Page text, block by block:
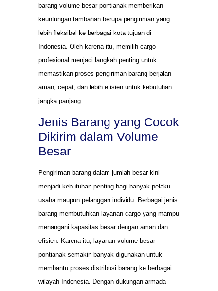
barang volume besar pontianak memberikan
keuntungan tambahan berupa pengiriman yang
lebih fleksibel ke berbagai kota tujuan di
Indonesia. Oleh karena itu, memilih cargo
profesional menjadi langkah penting untuk
memastikan proses pengiriman barang berjalan
aman, cepat, dan lebih efisien untuk kebutuhan
jangka panjang.
Jenis Barang yang Cocok
Dikirim dalam Volume
Besar
Pengiriman barang dalam jumlah besar kini
menjadi kebutuhan penting bagi banyak pelaku
usaha maupun pelanggan individu. Berbagai jenis
barang membutuhkan layanan cargo yang mampu
menangani kapasitas besar dengan aman dan
efisien. Karena itu, layanan volume besar
pontianak semakin banyak digunakan untuk
membantu proses distribusi barang ke berbagai
wilayah Indonesia. Dengan dukungan armada